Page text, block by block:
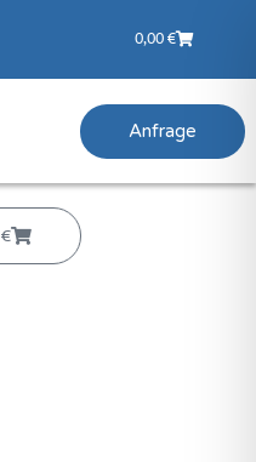
0,00€Warenkorb
Anfrage
€Warenkorb